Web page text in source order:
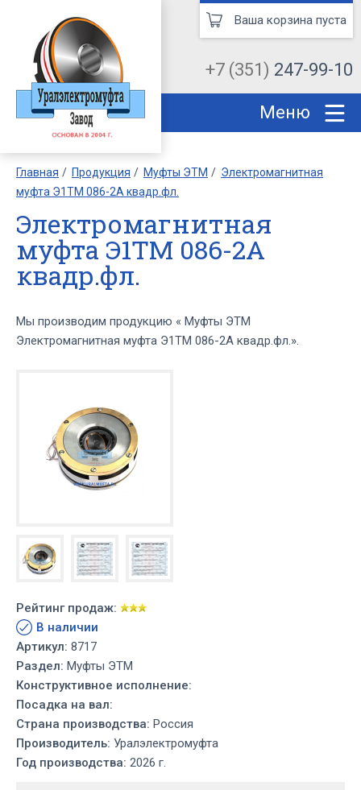
+7 (351) 247-99-10
Ваша корзина пуста
Меню
Главная Продукция Муфты ЭТМ
Электромагнитная
муфта Э1ТМ 086-2А квадр.фл.
Электромагнитная
муфта Э1ТМ 086-2А
квадр.фл.
Мы производим продукцию « Муфты ЭТМ
Электромагнитная муфта Э1ТМ 086-2А квадр.фл.».
Рейтинг продаж:
В наличии
Артикул: 8717
Раздел: Муфты ЭТМ
Конструктивное исполнение:
Посадка на вал:
Страна производства: Россия
Производитель: Уралэлектромуфта
Год производства: 2026 г.